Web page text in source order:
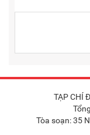
TẠP CHÍ
Tòa soạn: 35